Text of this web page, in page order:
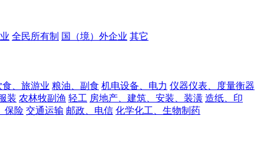
全民所有制 国（境）外企业 其它
食、旅游业 粮油、副食 机电设备、电力 仪器仪表、度量衡器
装 农林牧副渔 轻工 房地产、建筑、安装、装潢 造纸、印
保险 交通运输 邮政、电信 化学化工、生物制药